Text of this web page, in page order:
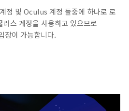
정 및 Oculus 계정 둘중에 하나로 로
스 계정을 사용하고 있으므로
장이 가능합니다.